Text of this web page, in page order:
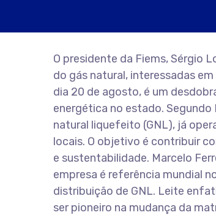
O presidente da Fiems, Sérgio
do gás natural, interessadas
dia 20 de agosto, é um
energética no estado.
natural liquefeito (GNL), já
locais. O objetivo é contribuir
e sustentabilidade. Marcelo
empresa é referência mundial
distribuição de GNL. Leite
ser pioneiro na mudança da